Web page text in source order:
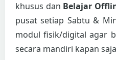
khusus dan Belajar
pusat setiap Sabtu &
modul fisik/digital agar
secara mandiri kapan